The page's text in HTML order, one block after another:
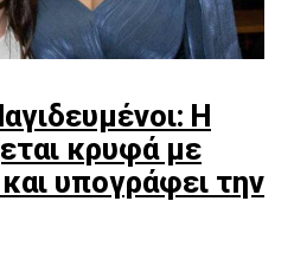
Η
κρυφά με
υπογράφει την